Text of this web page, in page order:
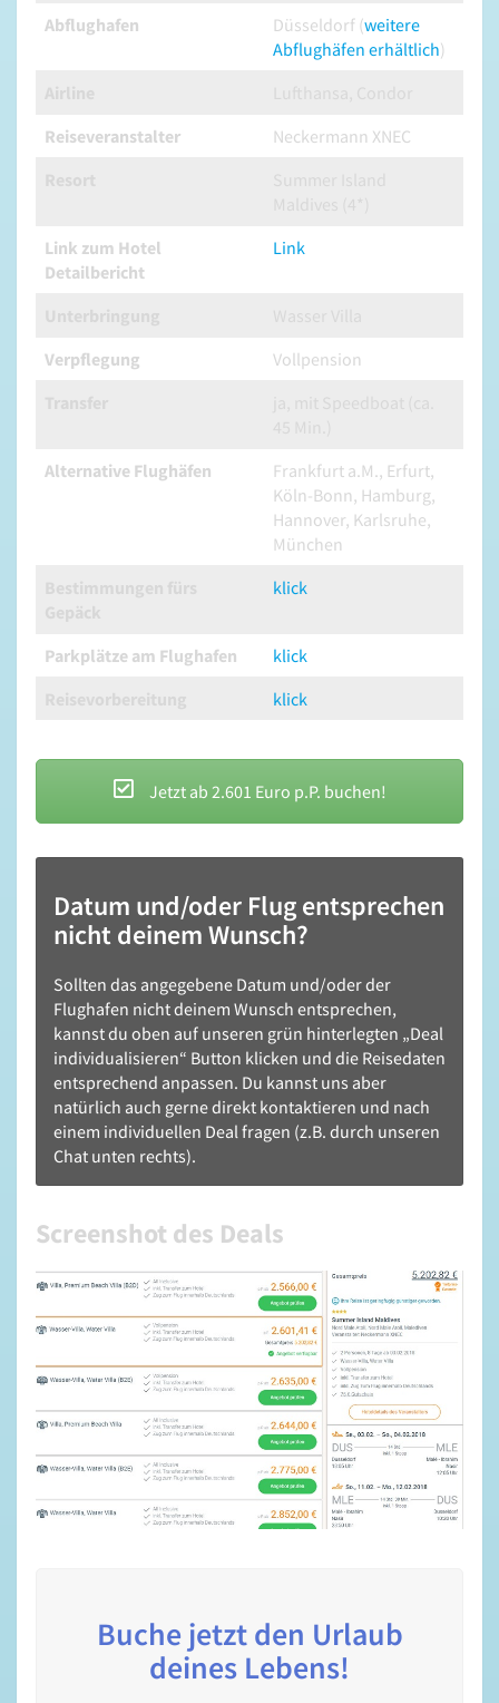
Abflughafen Düsseldorf (weitere
Abflughäfen erhältlich)
Reiseveranstalter
Neckermann XNEC
Link zum Hotel
Detailbericht
Link
Verpflegung
Vollpension
Alternative Flughäfen
Frankfurt a.M., Erfurt,
Köln-Bonn, Hamburg,
Hannover, Karlsruhe,
München
klick
Parkplätze am Flughafen
klick
klick
Jetzt ab 2.601 Euro p.P. buchen!
Datum und/oder Flug entsprechen
nicht deinem Wunsch?
Sollten das angegebene Datum und/oder der
Flughafen nicht deinem Wunsch entsprechen,
kannst du oben auf unseren grün hinterlegten „Deal
individualisieren“ Button klicken und die Reisedaten
entsprechend anpassen. Du kannst uns aber
natürlich auch gerne direkt kontaktieren und nach
einem individuellen Deal fragen (z.B. durch unseren
Chat unten rechts).
Screenshot des Deals
Buche jetzt den Urlaub
deines Lebens!